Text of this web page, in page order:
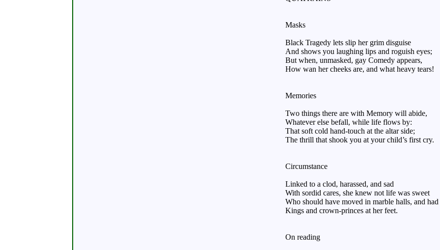
Masks
Black Tragedy lets slip her grim disguise
And shows you laughing lips and roguish eyes;
But when, unmasked, gay Comedy appears,
How wan her cheeks are, and what heavy tears!
Memories
Two things there are with Memory will abide,
Whatever else befall, while life flows by:
That soft cold hand-touch at the altar side;
The thrill that shook you at your child’s first cry.
Circumstance
Linked to a clod, harassed, and sad
With sordid cares, she knew not life was sweet
Who should have moved in marble halls, and had
Kings and crown-princes at her feet.
On reading